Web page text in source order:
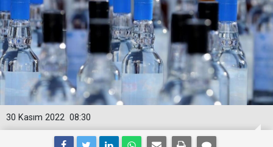
08:30
30 Kasım 2022